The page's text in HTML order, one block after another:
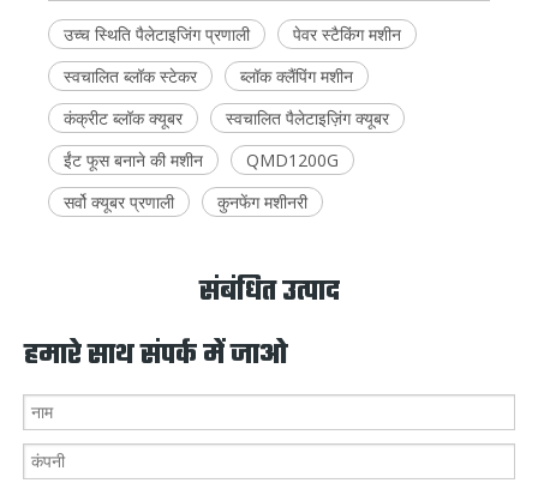
कुल शक्ति 58.4 किलोवाट
मजबूत ड्राइव
सिस्टम:
निरंतर
हेवी-ड्यूटी उठाने,
घूमने और परिवहन
तंत्र को विश्वसनीय
रूप से चलाने के
लिए एक शक्तिशाली
58.4 किलोवाट
प्रणाली से लैस।
उतराई की
ऊँचाई
अनुकूलित
आउटपुट:मानक
फोर्कलिफ्ट या
स्वचालित रैपिंग
सिस्टम से कनेक्शन
द्वारा आसान
पिकअप के लिए
तैयार स्टैक को
आयाम बफर
कन्वेयर, मार्शलिंग
सिस्टम और मुख्य
हैं, जिसके लिए एक
समर्पित लेआउट
योजना की
उच्च स्थिति पैलेटाइजिंग प्रणाली
पेवर स्टैकिंग मशीन
स्वचालित ब्लॉक स्टेकर
ब्लॉक क्लैंपिंग मशीन
कंक्रीट ब्लॉक क्यूबर
स्वचालित पैलेटाइज़िंग क्यूबर
ईंट फूस बनाने की मशीन
QMD1200G
सर्वो क्यूबर प्रणाली
कुनफेंग मशीनरी
संबंधित उत्पाद
हमारे साथ संपर्क में जाओ